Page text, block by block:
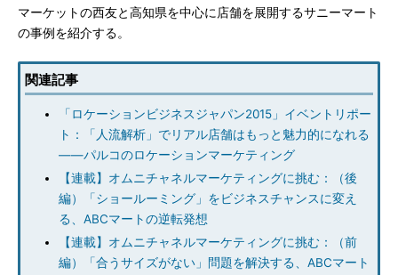
マーケットの西友と高知県を中心に店舗を展開するサニーマート
の事例を紹介する。
関連記事
「ロケーションビジネスジャパン2015」イベントリポー
ト：「人流解析」でリアル店舗はもっと魅力的になれる
――パルコのロケーションマーケティング
【連載】オムニチャネルマーケティングに挑む：（後
編）「ショールーミング」をビジネスチャンスに変え
る、ABCマートの逆転発想
【連載】オムニチャネルマーケティングに挑む：（前
編）「合うサイズがない」問題を解決する、ABCマート